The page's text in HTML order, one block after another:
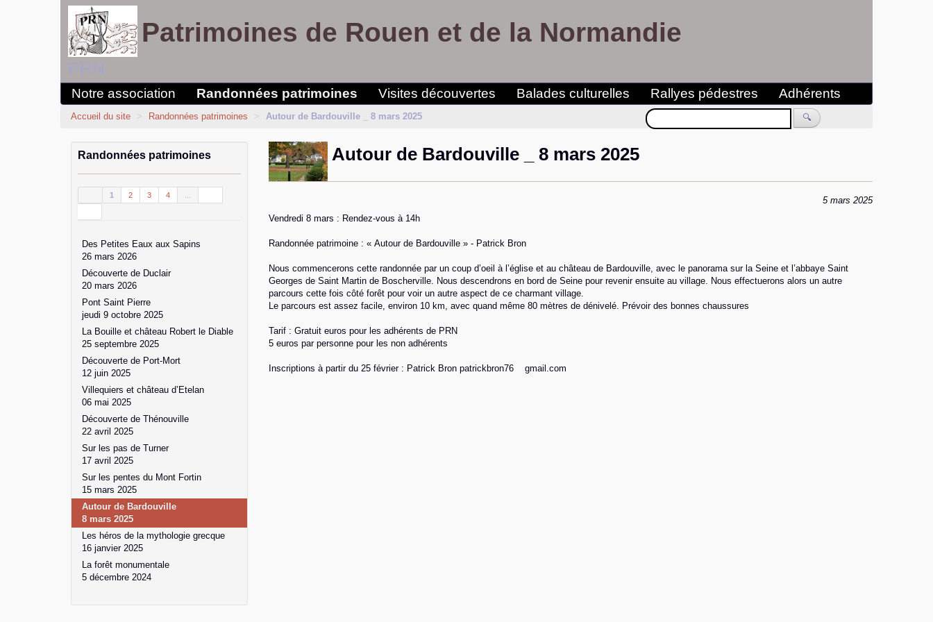
Patrimoines de Rouen et de la Normandie
PRN
Notre association Randonnées patrimoines Visites découvertes Balades culturelles Rallyes pédestres Adhérents
🔍
Accueil du site > Randonnées patrimoines > Autour de Bardouville _ 8 mars 2025
Autour de Bardouville _ 8 mars 2025
5 mars 2025
Vendredi 8 mars : Rendez-vous à 14h
Randonnée patrimoine : « Autour de Bardouville » - Patrick Bron
Nous commencerons cette randonnée par un coup d’oeil à l’église et au château de Bardouville, avec le panorama sur la Seine et l’abbaye Saint
Georges de Saint Martin de Boscherville. Nous descendrons en bord de Seine pour revenir ensuite au village. Nous effectuerons alors un autre
parcours cette fois côté forêt pour voir un autre aspect de ce charmant village.
Le parcours est assez facile, environ 10 km, avec quand même 80 mètres de dénivelé. Prévoir des bonnes chaussures
Tarif : Gratuit euros pour les adhérents de PRN
5 euros par personne pour les non adhérents
Inscriptions à partir du 25 février : Patrick Bron patrickbron76 gmail.com
Randonnées patrimoines
1 2 3 4
Des Petites Eaux aux Sapins
26 mars 2026
Découverte de Duclair
20 mars 2026
Pont Saint Pierre
jeudi 9 octobre 2025
La Bouille et château Robert le Diable
25 septembre 2025
Découverte de Port-Mort
12 juin 2025
Villequiers et château d’Etelan
06 mai 2025
Découverte de Thénouville
22 avril 2025
Sur les pas de Turner
17 avril 2025
Sur les pentes du Mont Fortin
15 mars 2025
Autour de Bardouville
8 mars 2025
Les héros de la mythologie grecque
16 janvier 2025
La forêt monumentale
5 décembre 2024